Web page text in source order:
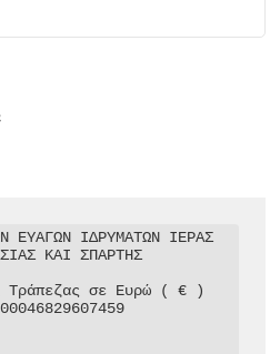
ΕΥΑΓΩΝ ΙΔΡΥΜΑΤΩΝ ΙΕΡΑΣ
ΚΑΙ ΣΠΑΡΤΗΣ
Τράπεζας σε Ευρώ ( € )